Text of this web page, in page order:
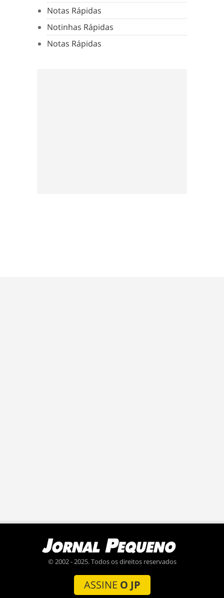
Notas Rápidas
Notinhas Rápidas
Notas Rápidas
© 2002 - 2025. Todos os direitos reservados
ASSINE O JP